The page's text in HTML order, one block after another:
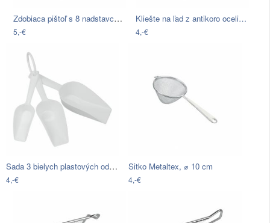
Zdobiaca pištoľ s 8 nadstavcami…
5,-€
Kliešte na ľad z antikoro oceli…
4,-€
Sada 3 bielych plastových odmeriek v…
4,-€
Sitko Metaltex, ⌀ 10 cm
4,-€